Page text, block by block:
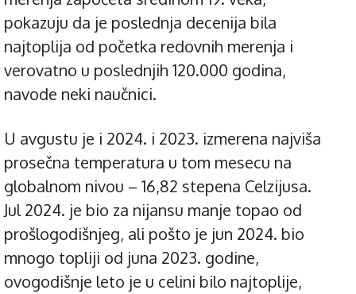
pokazuju da je poslednja decenija bila
najtoplija od početka redovnih merenja i
verovatno u poslednjih 120.000 godina,
navode neki naučnici.
U avgustu je i 2024. i 2023. izmerena najviša
prosečna temperatura u tom mesecu na
globalnom nivou – 16,82 stepena Celzijusa.
Jul 2024. je bio za nijansu manje topao od
prošlogodišnjeg, ali pošto je jun 2024. bio
mnogo topliji od juna 2023. godine,
ovogodišnje leto je u celini bilo najtoplije,